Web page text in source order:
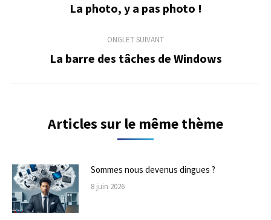
commentaire
Onglet
La photo, y a pas photo !
ONGLET SUIVANT
Onglet
La barre des tâches de Windows
Articles sur le même thème
Sommes nous devenus dingues ?
8 juin 2026